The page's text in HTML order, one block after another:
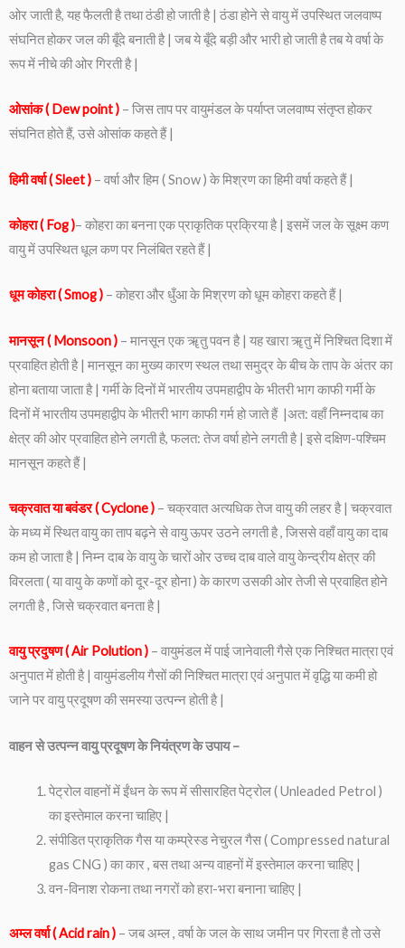
ओर जाती है, यह फैलती है तथा ठंडी हो जाती है | ठंडा होने से वायु में उपस्थित जलवाष्प
संघनित होकर जल की बूँदे बनाती है | जब ये बूँदे बड़ी और भारी हो जाती है तब ये वर्षा के
रूप में नीचे की ओर गिरती है |
ओसांक ( Dew point ) – जिस ताप पर वायुमंडल के पर्याप्त जलवाष्प संतृप्त होकर
संघनित होते हैं, उसे ओसांक कहते हैं |
हिमी वर्षा ( Sleet ) – वर्षा और हिम ( Snow ) के मिश्रण का हिमी वर्षा कहते हैं |
कोहरा ( Fog )– कोहरा का बनना एक प्राकृतिक प्रक्रिया है | इसमें जल के सूक्ष्म कण
वायु में उपस्थित धूल कण पर निलंबित रहते हैं |
धूम कोहरा ( Smog ) – कोहरा और धुँआ के मिश्रण को धूम कोहरा कहते हैं |
मानसून ( Monsoon ) – मानसून एक ॠतु पवन है | यह खारा ॠतु में निश्चित दिशा में
प्रवाहित होती है | मानसून का मुख्य कारण स्थल तथा समुद्र के बीच के ताप के अंतर का
होना बताया जाता है | गर्मी के दिनों में भारतीय उपमहाद्वीप के भीतरी भाग काफी गर्मी के
दिनों में भारतीय उपमहाद्वीप के भीतरी भाग काफी गर्म हो जाते हैं |अत: वहाँ निम्नदाब का
क्षेत्र की ओर प्रवाहित होने लगती है, फलत: तेज वर्षा होने लगती है | इसे दक्षिण-पश्चिम
मानसून कहते हैं |
चक्रवात या बवंडर ( Cyclone ) – चक्रवात अत्यधिक तेज वायु की लहर है | चक्रवात
के मध्य में स्थित वायु का ताप बढ़ने से वायु ऊपर उठने लगती है , जिससे वहाँ वायु का दाब
कम हो जाता है | निम्न दाब के वायु के चारों ओर उच्च दाब वाले वायु केन्द्रीय क्षेत्र की
विरलता ( या वायु के कणों को दूर-दूर होना ) के कारण उसकी ओर तेजी से प्रवाहित होने
लगती है , जिसे चक्रवात बनता है |
वायु प्रदुषण ( Air Polution ) – वायुमंडल में पाई जानेवाली गैसे एक निश्चित मात्रा एवं
अनुपात में होती है | वायुमंडलीय गैसों की निश्चित मात्रा एवं अनुपात में वृद्धि या कमी हो
जाने पर वायु प्रदूषण की समस्या उत्पन्न होती है |
वाहन से उत्पन्न वायु प्रदूषण के नियंत्रण के उपाय –
पेट्रोल वाहनों में ईंधन के रूप में सीसारहित पेट्रोल ( Unleaded Petrol )
का इस्तेमाल करना चाहिए |
संपीडित प्राकृतिक गैस या कम्प्रेस्ड नेचुरल गैस ( Compressed natural
gas CNG ) का कार , बस तथा अन्य वाहनों में इस्तेमाल करना चाहिए |
वन-विनाश रोकना तथा नगरों को हरा-भरा बनाना चाहिए |
अम्ल वर्षा( Acid rain ) – जब अम्ल , वर्षा के जल के साथ जमीन पर गिरता है तो उसे